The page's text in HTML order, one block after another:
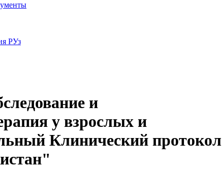
РУз
и
у взрослых и
Клинический протокол